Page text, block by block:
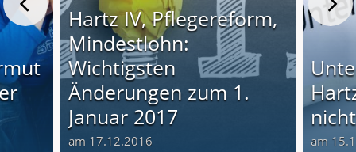
Hartz IV, Pflegereform,
Mindestlohn:
Wichtigsten
Änderungen zum 1.
Januar 2017
am 17.12.2016 am